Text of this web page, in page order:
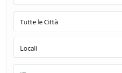
Tutte le Città
Locali